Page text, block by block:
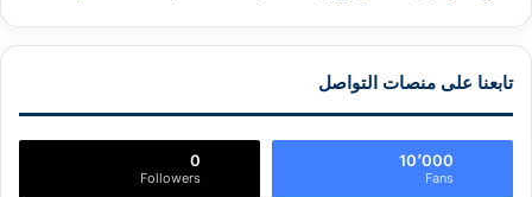
تابعنا على منصات التواصل
10٬000
Fans
0
Followers